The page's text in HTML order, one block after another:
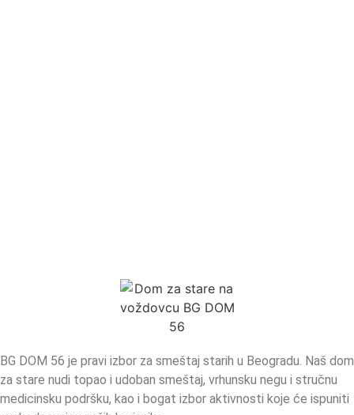
BG DOM 56 je pravi izbor za smeštaj starih u Beogradu. Naš dom
za stare nudi topao i udoban smeštaj, vrhunsku negu i stručnu
medicinsku podršku, kao i bogat izbor aktivnosti koje će ispuniti